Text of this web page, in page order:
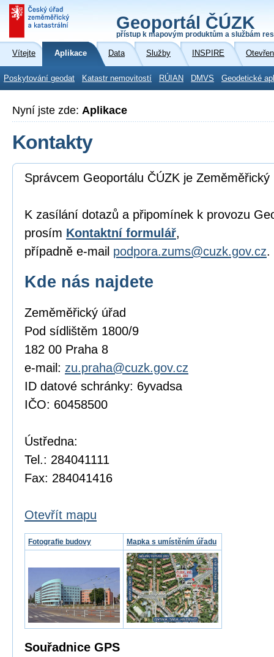
Geoportál ČÚZK
přístup k mapovým produktům a službám
Vítejte Aplikace Data Služby INSPIRE
Poskytování geodat Katastr nemovitostí RÚIAN DMVS Geodetické
Nyní jste zde: Aplikace
Kontakty
Správcem Geoportálu ČÚZK je Zeměměřický
K zasílání dotazů a připomínek k provozu
prosím Kontaktní formulář,
případně e-mail podpora.zums@cuzk.gov.cz.
Kde nás najdete
Zeměměřický úřad
Pod sídlištěm 1800/9
182 00 Praha 8
e-mail: zu.praha@cuzk.gov.cz
ID datové schránky: 6yvadsa
IČO: 60458500
Ústředna:
Tel.: 284041111
Fax: 284041416
Otevřít mapu
Fotografie budovy Mapka s umístěním úřadu
Souřadnice GPS